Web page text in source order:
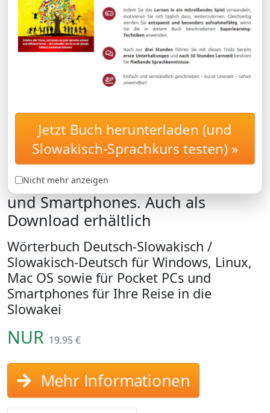
WöRTERBUCH
Digitales Wörterbuch
Deutsch-Slowakisch /
Slowakisch-Deutsch für Windows,
Linux, Mac OS sowie für Pocket PCs
und Smartphones. Auch als
Download erhältlich
Wörterbuch Deutsch-Slowakisch /
Slowakisch-Deutsch für Windows, Linux,
Mac OS sowie für Pocket PCs und
Smartphones für Ihre Reise in die
Slowakei
NUR 19.95 €
Mehr Informationen
Jetzt Buch herunterladen (und
Slowakisch-Sprachkurs testen) »
Nicht mehr anzeigen